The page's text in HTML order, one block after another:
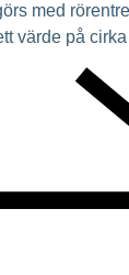
med
värde på cirka